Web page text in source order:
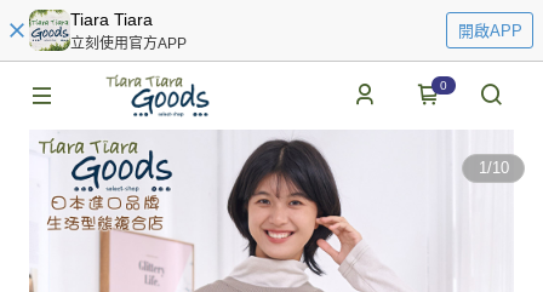
Tiara Tiara
立刻使用官方APP
開啟APP
0
1/10